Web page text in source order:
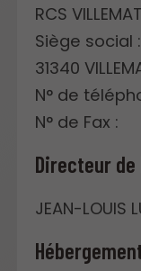
RCS
Siège social
31340
N° de
N° de Fax :
Directeur
JEAN-LOUIS